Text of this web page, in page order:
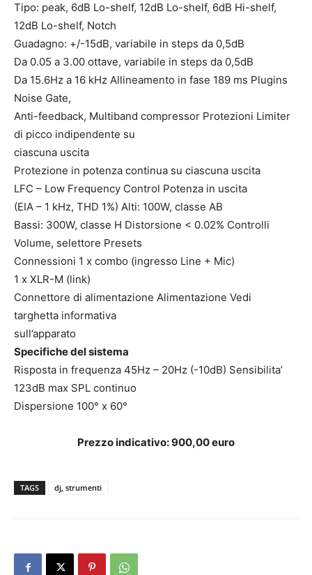
Tipo: peak, 6dB Lo-shelf, 12dB Lo-shelf, 6dB Hi-shelf,
12dB Lo-shelf, Notch
Guadagno: +/-15dB, variabile in steps da 0,5dB
Da 0.05 a 3.00 ottave, variabile in steps da 0,5dB
Da 15.6Hz a 16 kHz Allineamento in fase 189 ms Plugins
Noise Gate,
Anti-feedback, Multiband compressor Protezioni Limiter
di picco indipendente su
ciascuna uscita
Protezione in potenza continua su ciascuna uscita
LFC – Low Frequency Control Potenza in uscita
(EIA – 1 kHz, THD 1%) Alti: 100W, classe AB
Bassi: 300W, classe H Distorsione < 0.02% Controlli
Volume, selettore Presets
Connessioni 1 x combo (ingresso Line + Mic)
1 x XLR-M (link)
Connettore di alimentazione Alimentazione Vedi
targhetta informativa
sull’apparato
Specifiche del sistema
Risposta in frequenza 45Hz – 20Hz (-10dB) Sensibilita’
123dB max SPL continuo
Dispersione 100° x 60°
Prezzo indicativo: 900,00 euro
TAGS dj, strumenti